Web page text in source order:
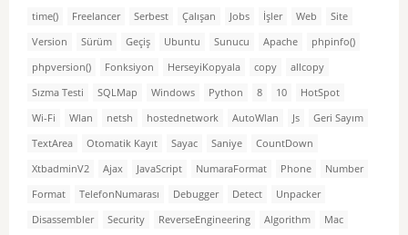
time()
Freelancer Serbest Çalışan Jobs İşler Web
Site
Version
Sürüm Geçiş Ubuntu Sunucu Apache
phpinfo()
phpversion()
Fonksiyon HerseyiKopyala copy
allcopy
Sızma Testi
SQLMap Windows Python 8 10
HotSpot
Wi-Fi
Wlan netsh hostednetwork AutoWlan Js
Geri Sayım
TextArea
Otomatik Kayıt Sayac Saniye
CountDown
XtbadminV2
Ajax JavaScript NumaraFormat Phone
Number
Format
TelefonNumarası Debugger Detect
Unpacker
Disassembler
Security ReverseEngineering Algorithm
Mac